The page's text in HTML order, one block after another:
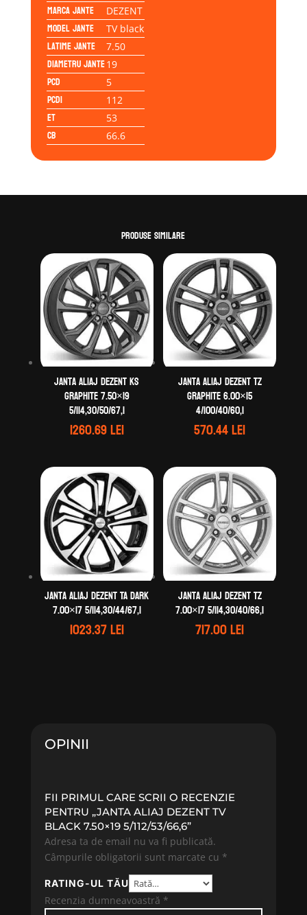
Marca jante
DEZENT
Model jante TV black
Latime jante 7.50
Diametru jante19
PCD 5
PCD1 112
ET 53
CB 66.6
Produse similare
Janta aliaj DEZENT KS
graphite 7.50×19
5/114,30/50/67,1
1260.69lei
Janta aliaj DEZENT TZ
graphite 6.00×15
4/100/40/60,1
570.44lei
Janta aliaj DEZENT TA dark
7.00×17 5/114,30/44/67,1
1023.37lei
Janta aliaj DEZENT TZ
7.00×17 5/114,30/40/66,1
717.00lei
OPINII
FII PRIMUL CARE SCRII O RECENZIE
PENTRU „JANTA ALIAJ DEZENT TV
BLACK 7.50×19 5/112/53/66,6”
Adresa ta de email nu va fi publicată.
Câmpurile obligatorii sunt marcate cu *
RATING-UL TĂU
Recenzia dumneavoastră *